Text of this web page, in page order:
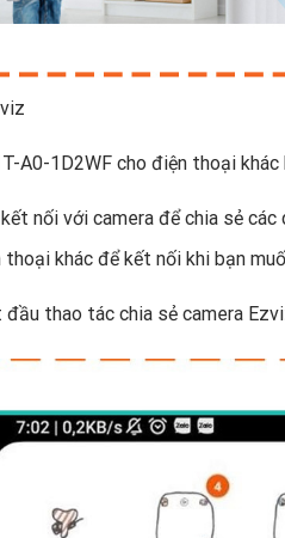
A0-1D2WF cho điện thoại
nối với camera để chia sẻ các
khác để kết nối khi bạn
thao tác chia sẻ camera